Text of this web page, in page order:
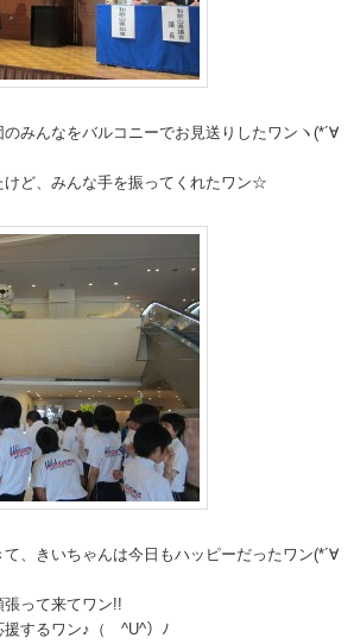
みんなをバルコニーでお見送りしたワンヽ(*´∀
けど、みんな手を振ってくれたワン☆
、きいちゃんは今日もハッピーだったワン(*´∀
張って来てワン!!
援するワン♪（ ^U^）ﾉ